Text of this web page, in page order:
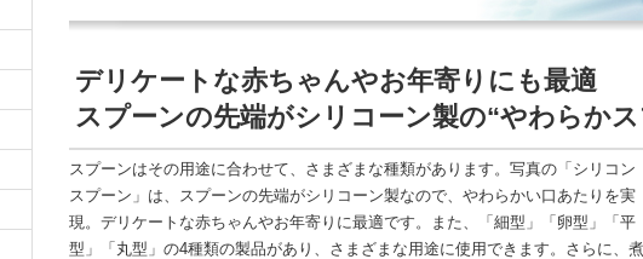
デリケートな赤ちゃんやお年寄りにも最適
スプーンの先端がシリコーン製の“やわらか
スプーンはその用途に合わせて、さまざまな種類があります。写真の「シリコン
スプーン」は、スプーンの先端がシリコーン製なので、やわらかい口あたりを実
現。デリケートな赤ちゃんやお年寄りに最適です。また、「細型」「卵型」「平
型」「丸型」の4種類の製品があり、さまざまな用途に使用できます。さらに、煮